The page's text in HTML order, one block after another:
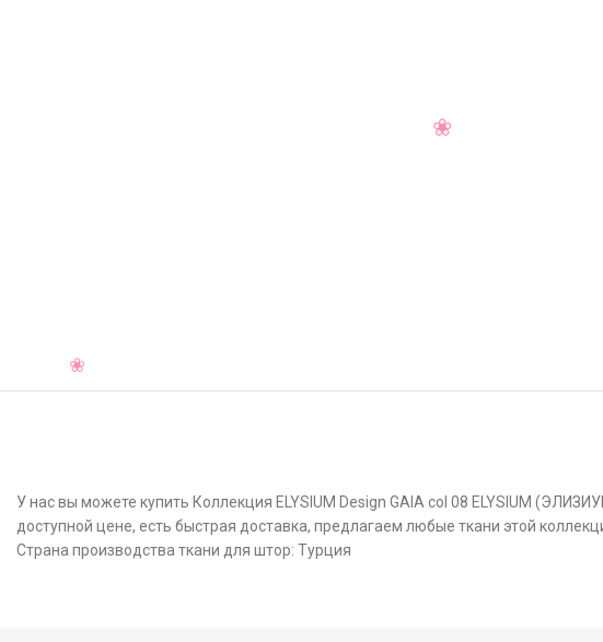
У нас вы можете купить Коллекция ELYSIUM Design GAIA col 08 ELYSIUM
доступной цене, есть быстрая доставка, предлагаем любые ткани этой
Страна производства ткани для штор: Турция